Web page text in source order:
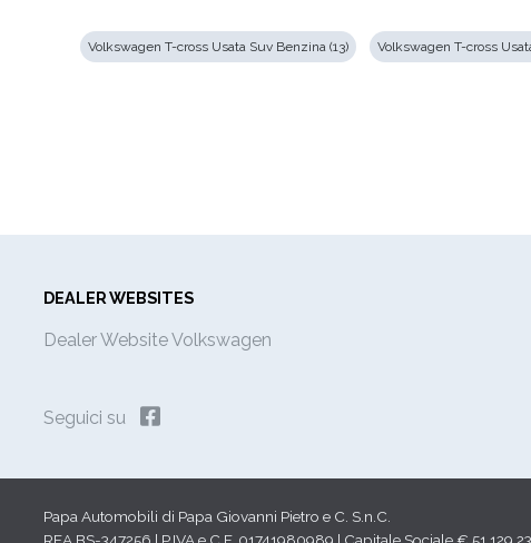
Volkswagen T-cross Usata Suv Benzina (13) Volkswagen T-cross
DEALER WEBSITES
Dealer Website Volkswagen
Seguici su
Papa Automobili di Papa Giovanni Pietro e C. S.n.C.